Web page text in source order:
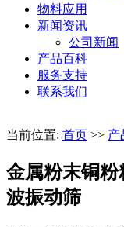
物料应用
新闻资讯
公司新闻
产品百科
服务支持
联系我们
当前位置: 首页 >> 产
金属粉末铜
波振动筛